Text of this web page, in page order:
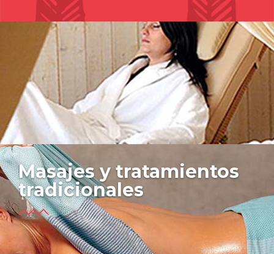
Masajes y tratamientos
tradicionales